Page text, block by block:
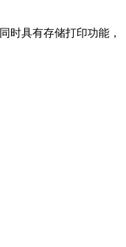
时具有存储打印功能，